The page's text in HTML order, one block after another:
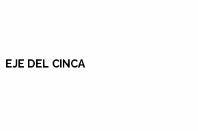
EJE DEL CINCA